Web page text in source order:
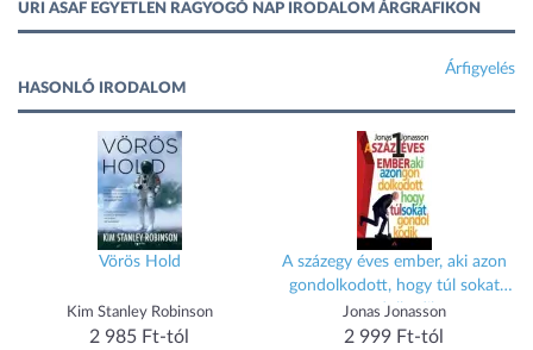
URI ASAF EGYETLEN RAGYOGÓ NAP IRODALOM ÁRGRAFIKON
Árfigyelés
HASONLÓ IRODALOM
Vörös Hold
Kim Stanley Robinson
2 985 Ft-tól
A százegy éves ember, aki azon
gondolkodott, hogy túl sokat
gondolkodik
Jonas Jonasson
2 999 Ft-tól